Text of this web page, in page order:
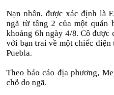
Nạn nhân, được xác định là
ngã từ tầng 2 của một quán
khoảng 6h ngày 4/8. Cô được
với bạn trai về một chiếc
Puebla.
Theo báo cáo địa phương,
chỗ do ngã.